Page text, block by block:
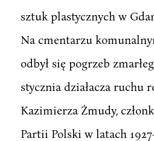
sztuk plastycznych w
Na cmentarzu
odbył się pogrzeb
stycznia działacza ruchu
Kazimierza Żmudy,
Partii Polski w latach 1927-